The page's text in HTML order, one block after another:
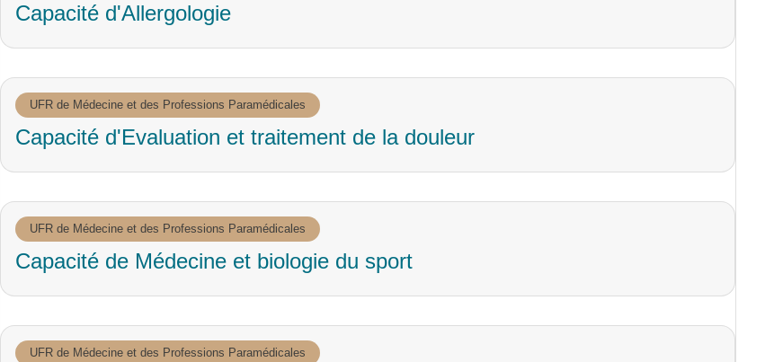
Capacité d'Allergologie
UFR de Médecine et des Professions Paramédicales
Capacité d'Evaluation et traitement de la douleur
UFR de Médecine et des Professions Paramédicales
Capacité de Médecine et biologie du sport
UFR de Médecine et des Professions Paramédicales